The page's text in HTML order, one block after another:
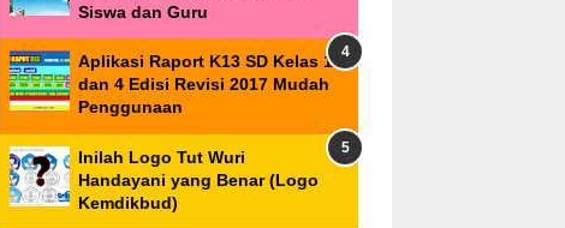
Siswa dan Guru
Aplikasi Raport K13 SD Kelas 1
dan 4 Edisi Revisi 2017 Mudah
Penggunaan
Inilah Logo Tut Wuri
Handayani yang Benar (Logo
Kemdikbud)